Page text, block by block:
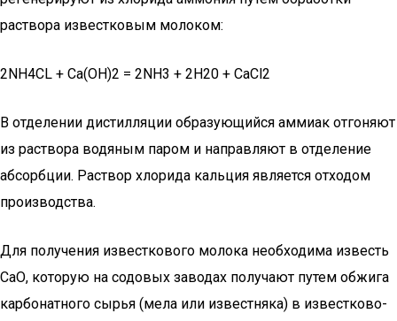
раствора известковым молоком:
2NH4СL + Са(ОН)2 = 2NH3 + 2Н20 + СаСl2
В отделении дистилляции образующийся аммиак отгоняют
из раствора водяным паром и направляют в отделение
абсорбции. Раствор хлорида кальция является отходом
производства.
Для получения известкового молока необходима известь
СаО, которую на содовых заводах получают путем обжига
карбонат­ного сырья (мела или известняка) в известково-